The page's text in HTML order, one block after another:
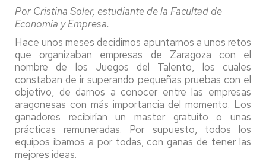
Por Cristina Soler, estudiante de la Facultad de
Economía y Empresa.
Hace unos meses decidimos apuntarnos a unos retos
que organizaban empresas de Zaragoza con el
nombre de los Juegos del Talento, los cuales
constaban de ir superando pequeñas pruebas con el
objetivo, de darnos a conocer entre las empresas
aragonesas con más importancia del momento. Los
ganadores recibirían un master gratuito o unas
prácticas remuneradas. Por supuesto, todos los
equipos íbamos a por todas, con ganas de tener las
mejores ideas.